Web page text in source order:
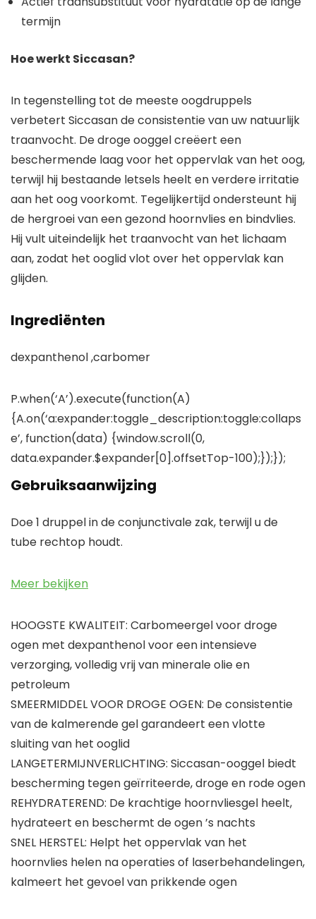
termijn
Hoe werkt Siccasan?
In tegenstelling tot de meeste oogdruppels
verbetert Siccasan de consistentie van uw natuurlijk
traanvocht. De droge ooggel creëert een
beschermende laag voor het oppervlak van het oog,
terwijl hij bestaande letsels heelt en verdere irritatie
aan het oog voorkomt. Tegelijkertijd ondersteunt hij
de hergroei van een gezond hoornvlies en bindvlies.
Hij vult uiteindelijk het traanvocht van het lichaam
aan, zodat het ooglid vlot over het oppervlak kan
glijden.
Ingrediënten
dexpanthenol ,carbomer
P.when(‘A’).execute(function(A)
{A.on(‘a:expander:toggle_description:toggle:collaps
e’, function(data) {window.scroll(0,
data.expander.$expander[0].offsetTop-100);});});
Gebruiksaanwijzing
Doe 1 druppel in de conjunctivale zak, terwijl u de
tube rechtop houdt.
Meer bekijken
HOOGSTE KWALITEIT: Carbomeergel voor droge
ogen met dexpanthenol voor een intensieve
verzorging, volledig vrij van minerale olie en
petroleum
SMEERMIDDEL VOOR DROGE OGEN: De consistentie
van de kalmerende gel garandeert een vlotte
sluiting van het ooglid
LANGETERMIJNVERLICHTING: Siccasan-ooggel biedt
bescherming tegen geïrriteerde, droge en rode ogen
REHYDRATEREND: De krachtige hoornvliesgel heelt,
hydrateert en beschermt de ogen ’s nachts
SNEL HERSTEL: Helpt het oppervlak van het
hoornvlies helen na operaties of laserbehandelingen,
kalmeert het gevoel van prikkende ogen